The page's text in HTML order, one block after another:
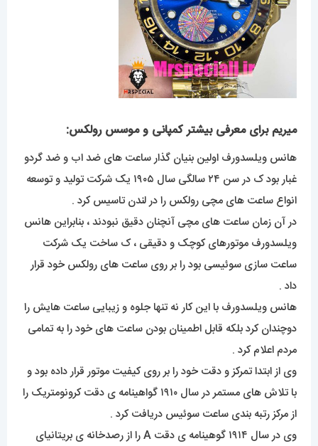
میریم برای معرفی بیشتر کمپانی و موسس رولکس:
هانس ویلسدورف اولین بنیان گذار ساعت های ضد اب و ضد گردو
غبار بود ک در سن ۲۴ سالگی سال ۱۹۰۵ یک شرکت تولید و توسعه
انواع ساعت های مچی رولکس را در لندن تاسیس کرد .
در آن زمان ساعت های مچی آنچنان دقیق نبودند ، بنابراین هانس
ویلسدورف موتورهای کوچک و دقیقی ، ک ساخت یک شرکت
ساعت سازی سوئیسی بود را بر روی ساعت های رولکس خود قرار
داد .
هانس ویلسدورف با این کار نه تنها جلوه و زیبایی ساعت هایش را
دوچندان کرد بلکه قابل اطمینان بودن ساعت های خود را به تمامی
مردم اعلام کرد .
وی از ابتدا تمرکز و دقت خود را بر روی کیفیت موتور قرار داده بود و
با تلاش های مستمر در سال ۱۹۱۰ گواهینامه ی دقت کرونومتریک را
از مرکز رتبه بندی ساعت سوئیس دریافت کرد .
وی در سال ۱۹۱۴ گوهینامه ی دقت A را از رصدخانه ی بریتانیای